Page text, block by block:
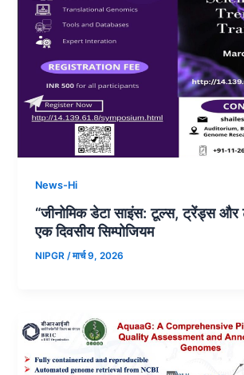
News-Hi
“जीनोमिक डेटा साइंस: टूल्स, ट्रेंड्स और
एक दिवसीय सिम्पोजियम
NIPGR /मार्च 9, 2026